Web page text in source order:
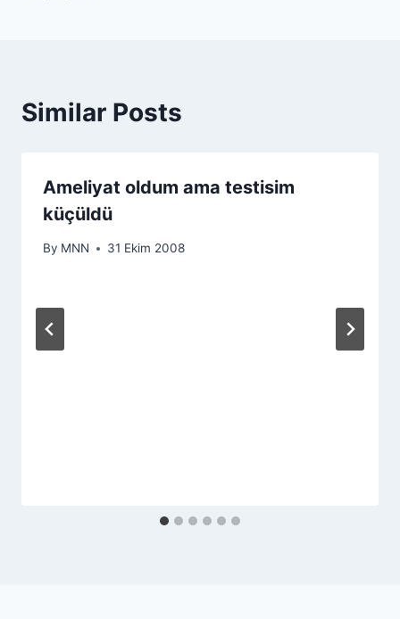
Similar Posts
Ameliyat oldum ama testisim
küçüldü
By MNN 31 Ekim 2008